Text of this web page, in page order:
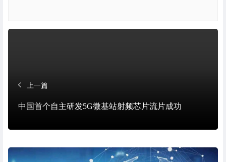
上一篇
中国首个自主研发5G微基站射频芯片流片成功